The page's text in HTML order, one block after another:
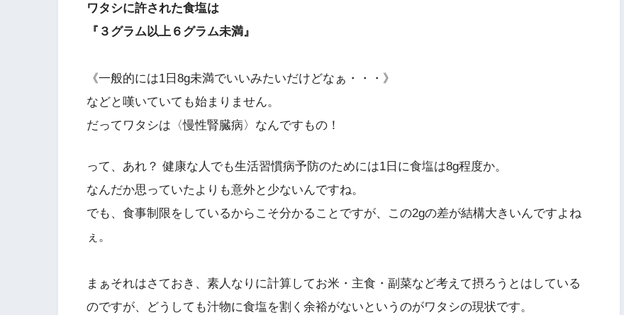
ワタシに許された食塩は
『３グラム以上６グラム未満』
《一般的には1日8g未満でいいみたいだけどなぁ・・・》
などと嘆いていても始まりません。
だってワタシは〈慢性腎臓病〉なんですもの！
って、あれ？ 健康な人でも生活習慣病予防のためには1日に食塩は8g程度か。
なんだか思っていたよりも意外と少ないんですね。
でも、食事制限をしているからこそ分かることですが、この2gの差が結構大きいんですよね
ぇ。
まぁそれはさておき、素人なりに計算してお米・主食・副菜など考えて摂ろうとはしている
のですが、どうしても汁物に食塩を割く余裕がないというのがワタシの現状です。